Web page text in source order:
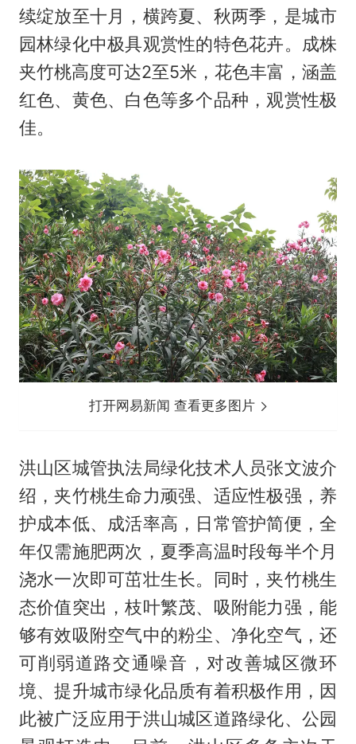
续绽放至十月，横跨夏、秋两季，是城市
园林绿化中极具观赏性的特色花卉。成株
夹竹桃高度可达2至5米，花色丰富，涵盖
红色、黄色、白色等多个品种，观赏性极
佳。
打开网易新闻 查看更多图片
洪山区城管执法局绿化技术人员张文波介
绍，夹竹桃生命力顽强、适应性极强，养
护成本低、成活率高，日常管护简便，全
年仅需施肥两次，夏季高温时段每半个月
浇水一次即可茁壮生长。同时，夹竹桃生
态价值突出，枝叶繁茂、吸附能力强，能
够有效吸附空气中的粉尘、净化空气，还
可削弱道路交通噪音，对改善城区微环
境、提升城市绿化品质有着积极作用，因
此被广泛应用于洪山城区道路绿化、公园